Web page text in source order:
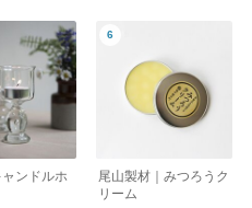
ンドルホ
尾山製材｜みつろうク
リーム